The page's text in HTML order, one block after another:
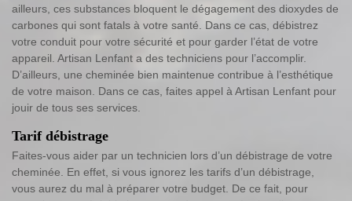
ailleurs, ces substances bloquent le dégagement des dioxydes de
carbones qui sont fatals à votre santé. Dans ce cas, débistrez
votre conduit pour votre sécurité et pour garder l’état de votre
appareil. Artisan Lenfant a des techniciens pour l’accomplir.
D’ailleurs, une cheminée bien maintenue contribue à l’esthétique
de votre maison. Dans ce cas, faites appel à Artisan Lenfant pour
jouir de tous ses services.
Tarif débistrage
Faites-vous aider par un technicien lors d’un débistrage de votre
cheminée. En effet, si vous ignorez les tarifs d’un débistrage,
vous aurez du mal à préparer votre budget. De ce fait, pour